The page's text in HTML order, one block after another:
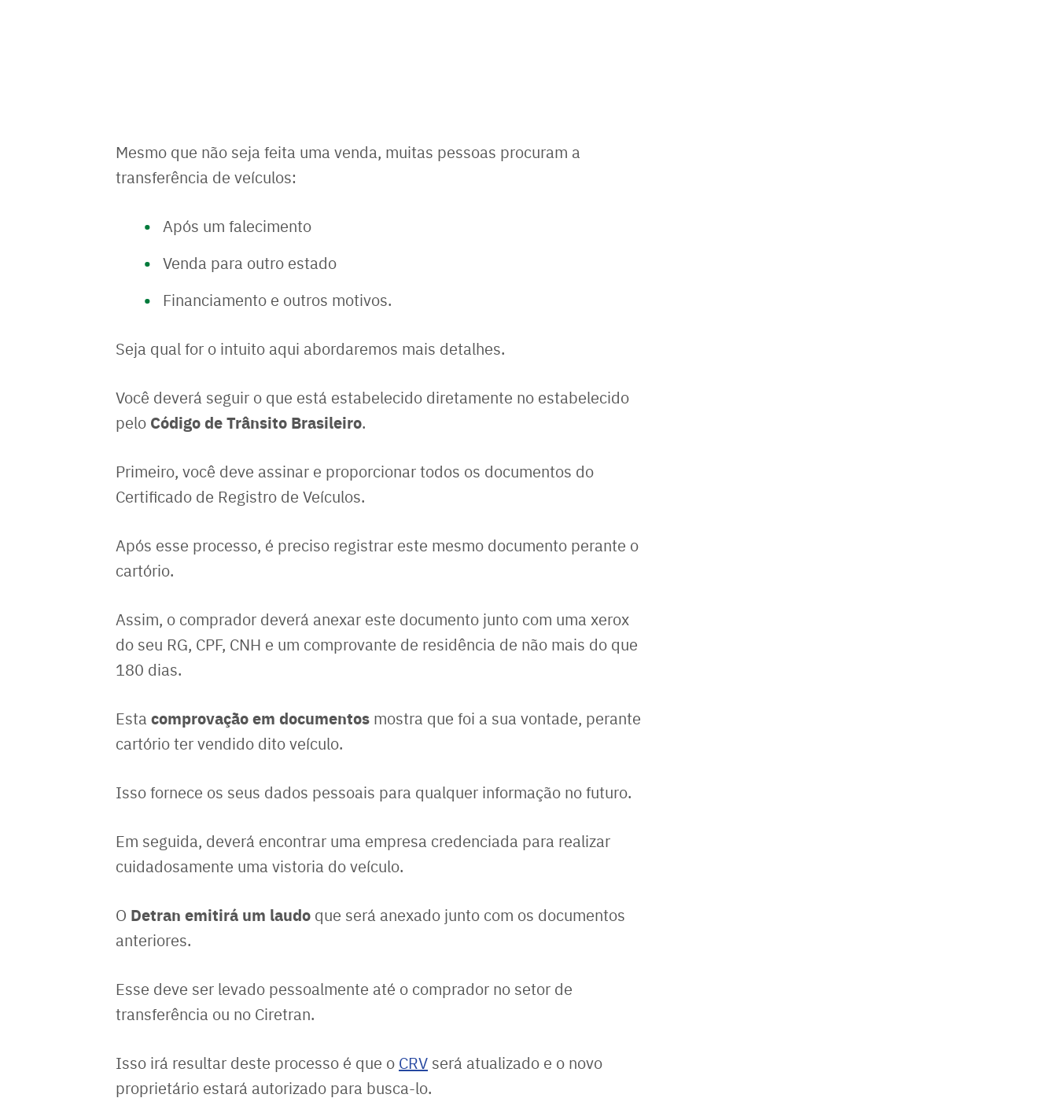
Mesmo que não seja feita uma venda, muitas pessoas procuram a
transferência de veículos:
Após um falecimento
Venda para outro estado
Financiamento e outros motivos.
Seja qual for o intuito aqui abordaremos mais detalhes.
Você deverá seguir o que está estabelecido diretamente no estabelecido
pelo Código de Trânsito Brasileiro.
Primeiro, você deve assinar e proporcionar todos os documentos do
Certificado de Registro de Veículos.
Após esse processo, é preciso registrar este mesmo documento perante o
cartório.
Assim, o comprador deverá anexar este documento junto com uma xerox
do seu RG, CPF, CNH e um comprovante de residência de não mais do que
180 dias.
Esta comprovação em documentos mostra que foi a sua vontade, perante
cartório ter vendido dito veículo.
Isso fornece os seus dados pessoais para qualquer informação no futuro.
Em seguida, deverá encontrar uma empresa credenciada para realizar
cuidadosamente uma vistoria do veículo.
O Detran emitirá um laudo que será anexado junto com os documentos
anteriores.
Esse deve ser levado pessoalmente até o comprador no setor de
transferência ou no Ciretran.
Isso irá resultar deste processo é que o CRV será atualizado e o novo
proprietário estará autorizado para busca-lo.